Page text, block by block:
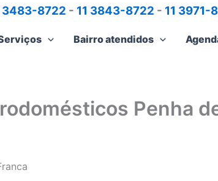
3483-8722 - 11 3843-8722 - 11 3971-
Bairro atendidos
Penha